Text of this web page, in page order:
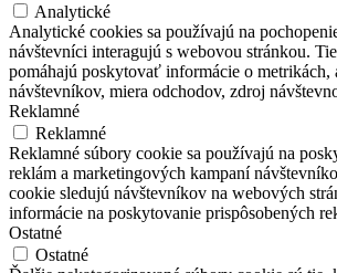
Analytické
Analytické cookies sa používajú na
návštevníci interagujú s webovou stránkou.
pomáhajú poskytovať informácie o metrikách,
návštevníkov, miera odchodov, zdroj
Reklamné
Reklamné
Reklamné súbory cookie sa používajú na
reklám a marketingových kampaní
cookie sledujú návštevníkov na webových
informácie na poskytovanie prispôsobených
Ostatné
Ostatné